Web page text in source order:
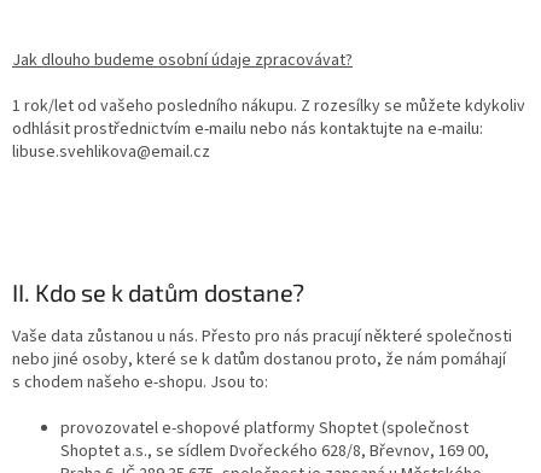
Jak dlouho budeme osobní údaje zpracovávat?
1 rok/let od vašeho posledního nákupu. Z rozesílky se můžete kdykoliv
odhlásit prostřednictvím e-mailu nebo nás kontaktujte na e-mailu:
libuse.svehlikova@email.cz
II. Kdo se k datům dostane?
Vaše data zůstanou u nás. Přesto pro nás pracují některé společnosti
nebo jiné osoby, které se k datům dostanou proto, že nám pomáhají
s chodem našeho e-shopu. Jsou to:
provozovatel e-shopové platformy Shoptet (společnost
Shoptet a.s., se sídlem Dvořeckého 628/8, Břevnov, 169 00,